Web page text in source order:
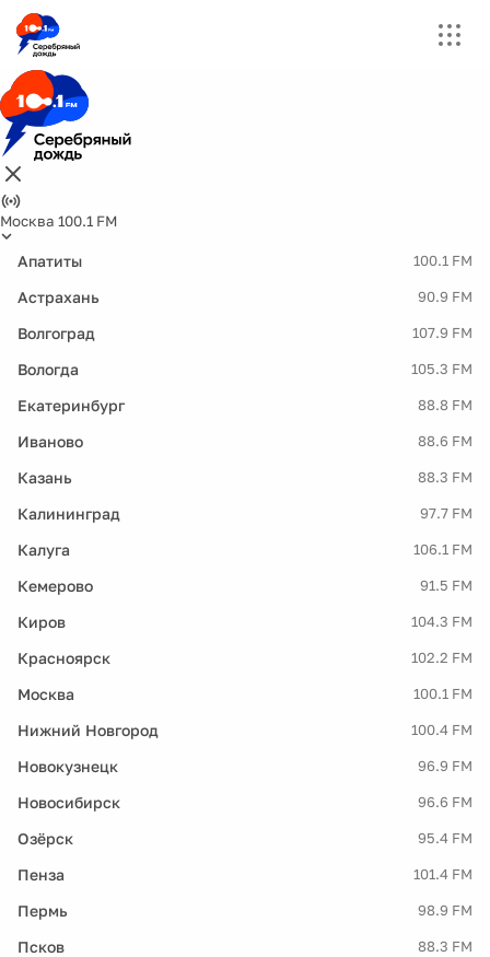
Москва 100.1 FM
Апатиты 100.1 FM
Астрахань 90.9 FM
Волгоград 107.9 FM
Вологда 105.3 FM
Екатеринбург 88.8 FM
Иваново 88.6 FM
Казань 88.3 FM
Калининград 97.7 FM
Калуга 106.1 FM
Кемерово 91.5 FM
Киров 104.3 FM
Красноярск 102.2 FM
Москва 100.1 FM
Нижний Новгород 100.4 FM
Новокузнецк 96.9 FM
Новосибирск 96.6 FM
Озёрск 95.4 FM
Пенза 101.4 FM
Пермь 98.9 FM
Псков 88.3 FM